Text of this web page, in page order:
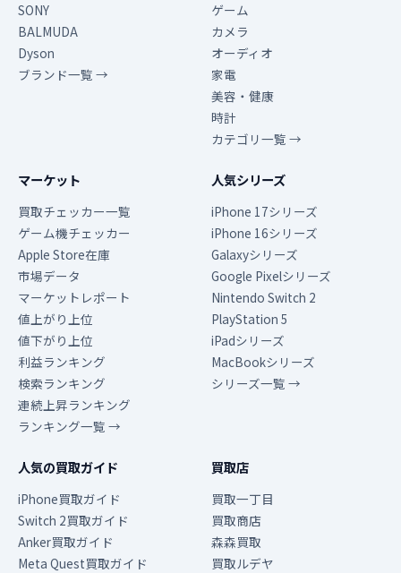
SONY
BALMUDA
Dyson
ブランド一覧 →
ゲーム
カメラ
オーディオ
家電
美容・健康
時計
カテゴリ一覧 →
マーケット
買取チェッカー一覧
ゲーム機チェッカー
Apple Store在庫
市場データ
マーケットレポート
値上がり上位
値下がり上位
利益ランキング
検索ランキング
連続上昇ランキング
ランキング一覧 →
人気シリーズ
iPhone 17シリーズ
iPhone 16シリーズ
Galaxyシリーズ
Google Pixelシリーズ
Nintendo Switch 2
PlayStation 5
iPadシリーズ
MacBookシリーズ
シリーズ一覧 →
人気の買取ガイド
iPhone買取ガイド
Switch 2買取ガイド
Anker買取ガイド
Meta Quest買取ガイド
買取店
買取一丁目
買取商店
森森買取
買取ルデヤ